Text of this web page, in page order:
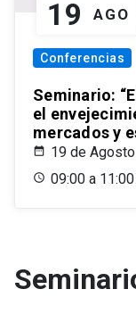
19 AGO
Conferencias
Seminario:
el
mercados y
19 de
09:00 a